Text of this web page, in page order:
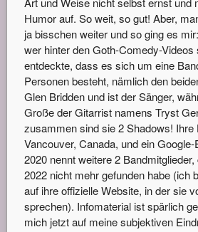
Humor auf. So weit, so gut! Aber,
ja bisschen weiter und so ging es
wer hinter den Goth-Comedy-Videos
entdeckte, dass es sich um eine
Personen besteht, nämlich den
Glen Bridden und ist der Sänger,
Große der Gitarrist namens Tryst
zusammen sind sie 2 Shadows! Ihre
Vancouver, Canada, und ein
2020 nennt weitere 2
2022 nicht mehr gefunden habe (ich
auf ihre offizielle Website, in der sie
sprechen). Infomaterial ist spärlich
mich jetzt auf meine subjektiven